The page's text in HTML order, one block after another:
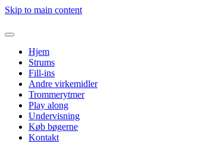
Skip to main content
Hjem
Strums
Fill-ins
Andre virkemidler
Trommerytmer
Play along
Undervisning
Køb bøgerne
Kontakt